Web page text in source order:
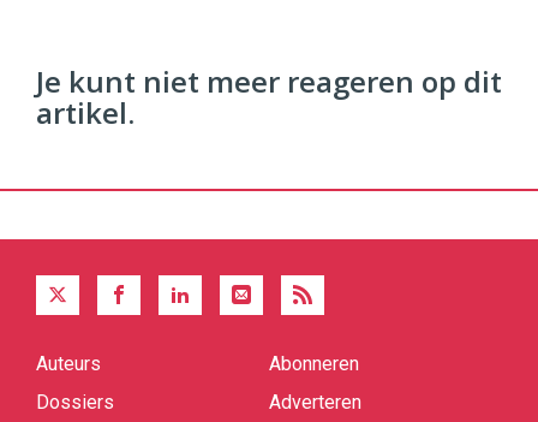
Je kunt niet meer reageren op dit
artikel.
Quick
Auteurs
Dossiers
Abonneren
Adverteren